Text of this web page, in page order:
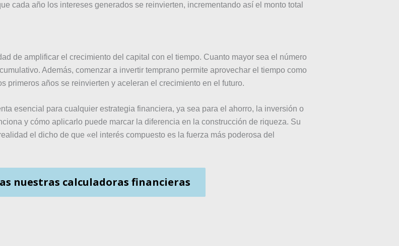
cada año los intereses generados se reinvierten, incrementando así el monto total
de amplificar el crecimiento del capital con el tiempo. Cuanto mayor sea el número
Además, comenzar a invertir temprano permite aprovechar el tiempo como
primeros años se reinvierten y aceleran el crecimiento en el futuro.
esencial para cualquier estrategia financiera, ya sea para el ahorro, la inversión o
y cómo aplicarlo puede marcar la diferencia en la construcción de riqueza. Su
el dicho de que «el interés compuesto es la fuerza más poderosa del
nuestras calculadoras financieras